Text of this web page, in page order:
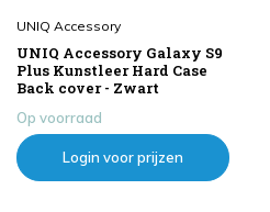
UNIQ Accessory
UNIQ Accessory Galaxy S9
Plus Kunstleer Hard Case
Back cover - Zwart
Op voorraad
Login voor prijzen